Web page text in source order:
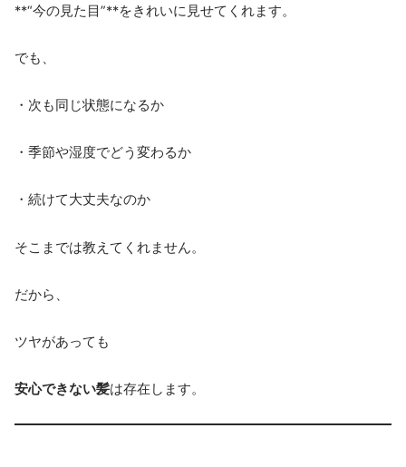
**“今の見た目”**をきれいに見せてくれます。
でも、
・次も同じ状態になるか
・季節や湿度でどう変わるか
・続けて大丈夫なのか
そこまでは教えてくれません。
だから、
ツヤがあっても
安心できない髪は存在します。